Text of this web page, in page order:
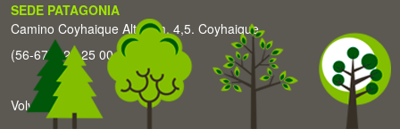
SEDE PATAGONIA
Camino Coyhaique Alto Km. 4,5. Coyhaique
(56-67) 226 25 00
Volver arriba